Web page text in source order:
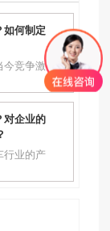
如何制定
今竞争激
对企业的
行业的产